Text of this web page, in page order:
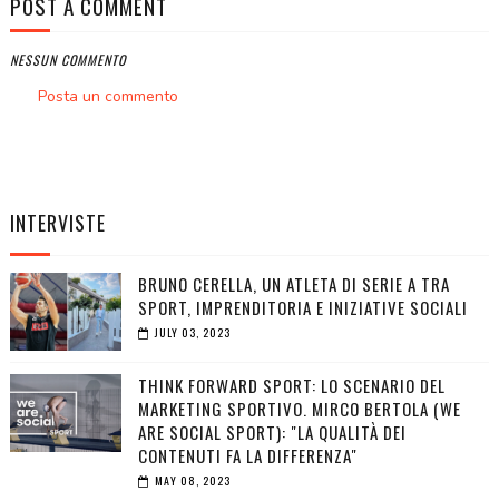
NESSUN COMMENTO
Posta un commento
INTERVISTE
BRUNO CERELLA, UN ATLETA DI SERIE A TRA
SPORT, IMPRENDITORIA E INIZIATIVE SOCIALI
JULY 03, 2023
THINK FORWARD SPORT: LO SCENARIO DEL
MARKETING SPORTIVO. MIRCO BERTOLA (WE
ARE SOCIAL SPORT): "LA QUALITÀ DEI
CONTENUTI FA LA DIFFERENZA"
MAY 08, 2023